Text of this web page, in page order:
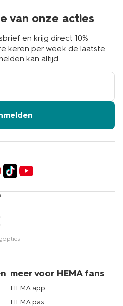
van onze acties
en krijg direct 10%
keren per week de laatste
kan altijd.
meer voor HEMA fans
HEMA app
HEMA pas